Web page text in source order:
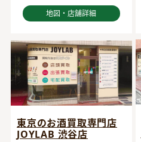
地図・店舗詳細
東京のお酒買取専門店
JOYLAB 渋谷店